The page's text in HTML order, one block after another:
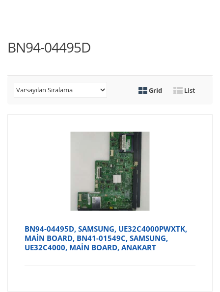
BN94-04495D
Grid List
BN94-04495D, SAMSUNG, UE32C4000PWXTK,
MAİN BOARD, BN41-01549C, SAMSUNG,
UE32C4000, MAİN BOARD, ANAKART